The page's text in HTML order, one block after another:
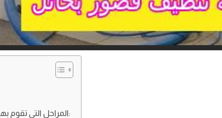
المراحل التى تقوم بها الشركة في تنظيف القصور: